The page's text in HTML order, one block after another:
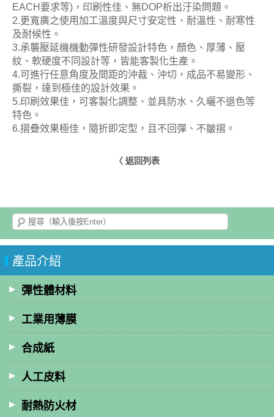
EACH要求等)，印刷性佳、無DOP析出汙染問題。
2.更寬廣之使用加工溫度與尺寸安定性、耐溫性、耐寒性
及耐候性。
3.承襲壓延機機動彈性研發設計特色，顏色、厚薄、壓
紋、軟硬度不同設計等，皆能客製化生產。
4.可進行任意角度及間距的沖裁、沖切，成品不易變形、
撕裂，達到極佳的設計效果。
5.印刷效果佳，可客製化調整、並具防水、久曬不退色等
特色。
6.摺疊效果極佳，隨折即定型，且不回彈、不皺摺。
〈 返回列表
產品介紹
彈性體材料
工業用薄膜
合成紙
人工皮料
耐熱防火材